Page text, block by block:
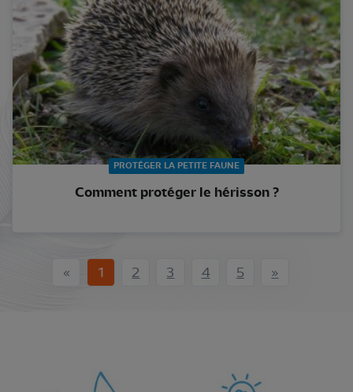
PROTÉGER LA PETITE FAUNE
Comment protéger le hérisson ?
« 1 2 3 4 5 »